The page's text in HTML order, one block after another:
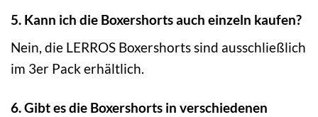
5. Kann ich die Boxershorts auch einzeln kaufen?
Nein, die LERROS Boxershorts sind ausschließlich
im 3er Pack erhältlich.
6. Gibt es die Boxershorts in verschiedenen